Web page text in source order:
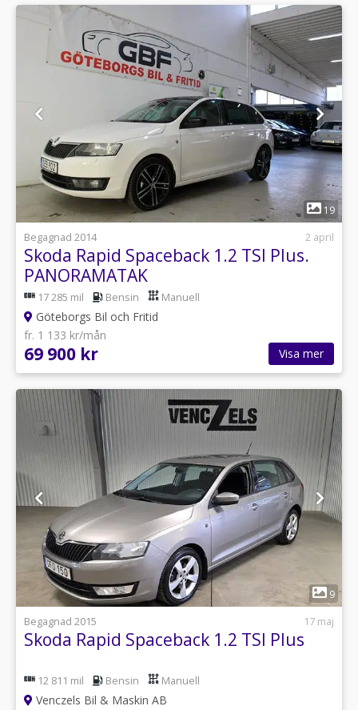
1
19
Begagnad 2014
2 april
Skoda Rapid Spaceback 1.2 TSI Plus.
PANORAMATAK
17 285 mil Bensin Manuell
Göteborgs Bil och Fritid
fr. 1 133 kr/mån
69 900 kr Visa mer
1
9
Begagnad 2015
17 maj
Skoda Rapid Spaceback 1.2 TSI Plus
12 811 mil Bensin Manuell
Venczels Bil & Maskin AB